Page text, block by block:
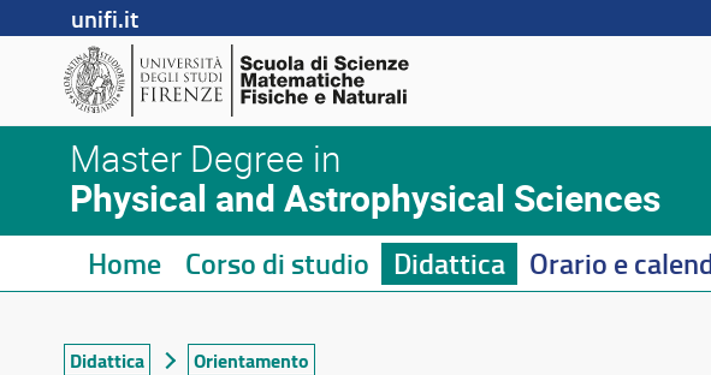
unifi.it
Master Degree in
Physical and Astrophysical Sciences
Home Corso di studio Didattica Orario e
Didattica Orientamento